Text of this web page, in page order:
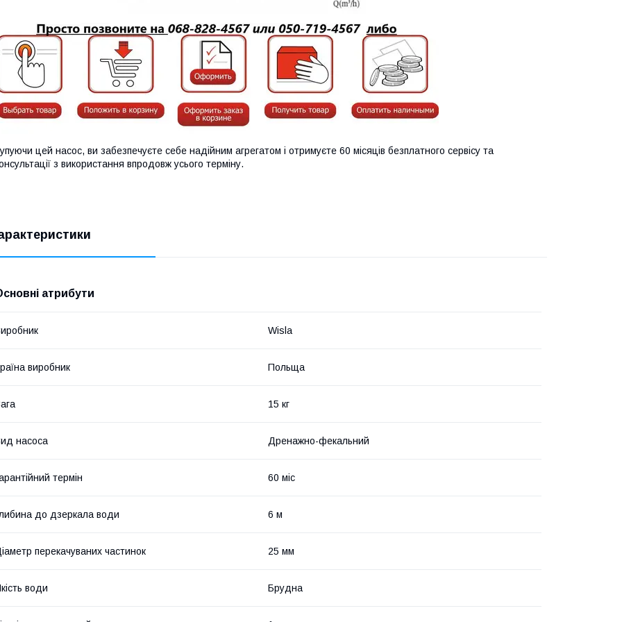
цей насос, ви забезпечуєте себе надійним агрегатом і отримуєте 60 місяців безплатного сервісу та
з використання впродовж усього терміну.
атрибути
Wisla
виробник Польща
15 кг
насоса Дренажно-фекальний
термін 60 міс
до дзеркала води 6 м
перекачуваних частинок 25 мм
води Брудна